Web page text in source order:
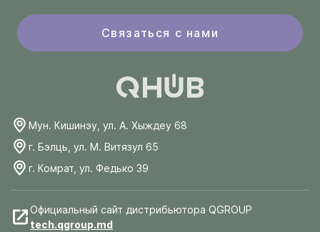
Связаться с нами
Мун. Кишинэу, ул. А. Хыждеу 68
г. Бэлць, ул. М. Витязул 65
г. Комрат, ул. Федько 39
Официальный сайт дистрибьютора QGROUP
tech.qgroup.md